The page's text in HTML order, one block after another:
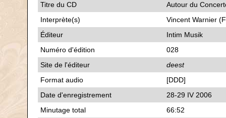
Titre du CD
Autour du
Interprète(s)
Vincent Warnier
Éditeur
Intim Musik
Numéro d'édition
028
Site de l'éditeur
deest
Format audio
[DDD]
Date d'enregistrement
28-29 IV 2006
Minutage total
66:52